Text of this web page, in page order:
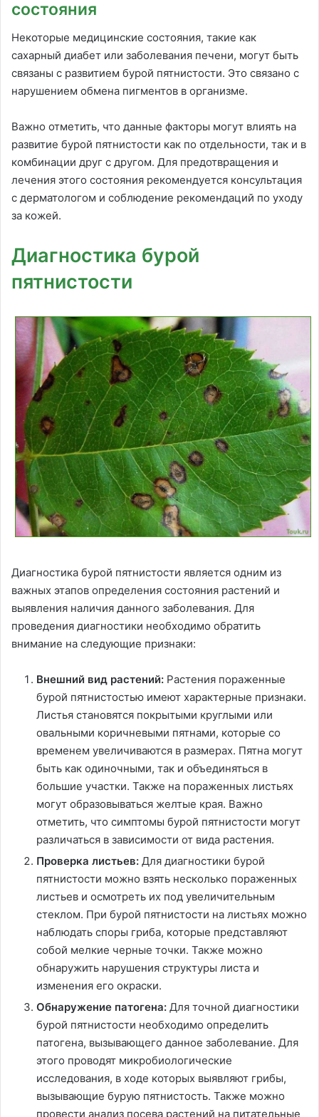
состояния
Некоторые медицинские состояния, такие как
сахарный диабет или заболевания печени, могут быть
связаны с развитием бурой пятнистости. Это связано с
нарушением обмена пигментов в организме.
Важно отметить, что данные факторы могут влиять на
развитие бурой пятнистости как по отдельности, так и в
комбинации друг с другом. Для предотвращения и
лечения этого состояния рекомендуется консультация
с дерматологом и соблюдение рекомендаций по уходу
за кожей.
Диагностика бурой
пятнистости
Диагностика бурой пятнистости является одним из
важных этапов определения состояния растений и
выявления наличия данного заболевания. Для
проведения диагностики необходимо обратить
внимание на следующие признаки:
Внешний вид растений: Растения пораженные
бурой пятнистостью имеют характерные признаки.
Листья становятся покрытыми круглыми или
овальными коричневыми пятнами, которые со
временем увеличиваются в размерах. Пятна могут
быть как одиночными, так и объединяться в
большие участки. Также на пораженных листьях
могут образовываться желтые края. Важно
отметить, что симптомы бурой пятнистости могут
различаться в зависимости от вида растения.
Проверка листьев: Для диагностики бурой
пятнистости можно взять несколько пораженных
листьев и осмотреть их под увеличительным
стеклом. При бурой пятнистости на листьях можно
наблюдать споры гриба, которые представляют
собой мелкие черные точки. Также можно
обнаружить нарушения структуры листа и
изменения его окраски.
Обнаружение патогена: Для точной диагностики
бурой пятнистости необходимо определить
патогена, вызывающего данное заболевание. Для
этого проводят микробиологические
исследования, в ходе которых выявляют грибы,
вызывающие бурую пятнистость. Также можно
провести анализ посева растений на питательные